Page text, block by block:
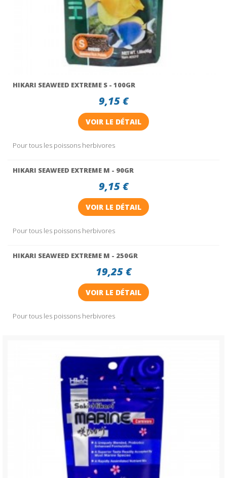
HIKARI SEAWEED EXTREME S - 100GR
9,15 €
VOIR LE DÉTAIL
Pour tous les poissons herbivores
HIKARI SEAWEED EXTREME M - 90GR
9,15 €
VOIR LE DÉTAIL
Pour tous les poissons herbivores
HIKARI SEAWEED EXTREME M - 250GR
19,25 €
VOIR LE DÉTAIL
Pour tous les poissons herbivores